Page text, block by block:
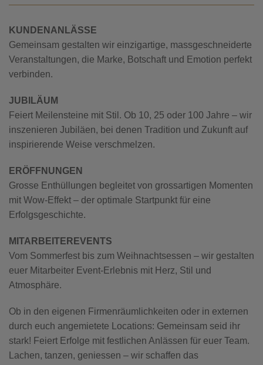
KUNDENANLÄSSE
Gemeinsam gestalten wir einzigartige, massgeschneiderte
Veranstaltungen, die Marke, Botschaft und Emotion perfekt
verbinden.
JUBILÄUM
Feiert Meilensteine mit Stil. Ob 10, 25 oder 100 Jahre – wir
inszenieren Jubiläen, bei denen Tradition und Zukunft auf
inspirierende Weise verschmelzen.
ERÖFFNUNGEN
Grosse Enthüllungen begleitet von grossartigen Momenten
mit Wow-Effekt – der optimale Startpunkt für eine
Erfolgsgeschichte.
MITARBEITEREVENTS
Vom Sommerfest bis zum Weihnachtsessen – wir gestalten
euer Mitarbeiter Event-Erlebnis mit Herz, Stil und
Atmosphäre.
Ob in den eigenen Firmenräumlichkeiten oder in externen
durch euch angemietete Locations: Gemeinsam seid ihr
stark! Feiert Erfolge mit festlichen Anlässen für euer Team.
Lachen, tanzen, geniessen – wir schaffen das